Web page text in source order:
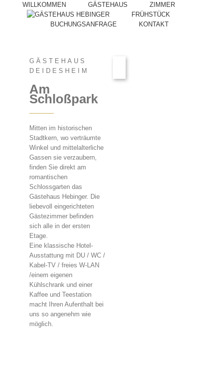
WILLKOMMEN GÄSTEHAUS
ZIMMER
FRÜHSTÜCK
BUCHUNGSANFRAGE
KONTAKT
GÄSTEHAUS
DEIDESHEIM
Am
Schloßpark
Mitten im historischen
Stadtkern, wo verträumte
Winkel und mittelalterliche
Gassen sie verzaubern,
finden Sie direkt am
romantischen
Schlossgarten das
Gästehaus Hebinger. Die
liebevoll eingerichteten
Gästezimmer befinden
sich alle in der ersten
Etage.
Eine klassische Hotel-
Ausstattung mit DU / WC /
Kabel-TV / freies W-LAN
/einem eigenen
Kühlschrank und einer
Kaffee und Teestation
macht Ihren Aufenthalt bei
uns so angenehm wie
möglich.